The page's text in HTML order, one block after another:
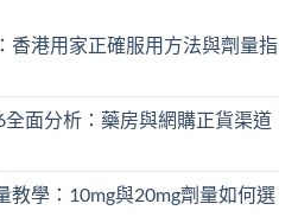
香港用家正確服用方法與劑量指
面分析：藥房與網購正貨渠道
教學：10mg與20mg劑量如何選